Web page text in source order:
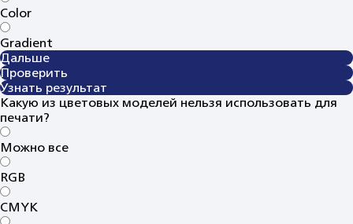
Color
Gradient
Дальше
Проверить
Узнать результат
Какую из цветовых моделей нельзя использовать для
печати?
Можно все
RGB
CMYK